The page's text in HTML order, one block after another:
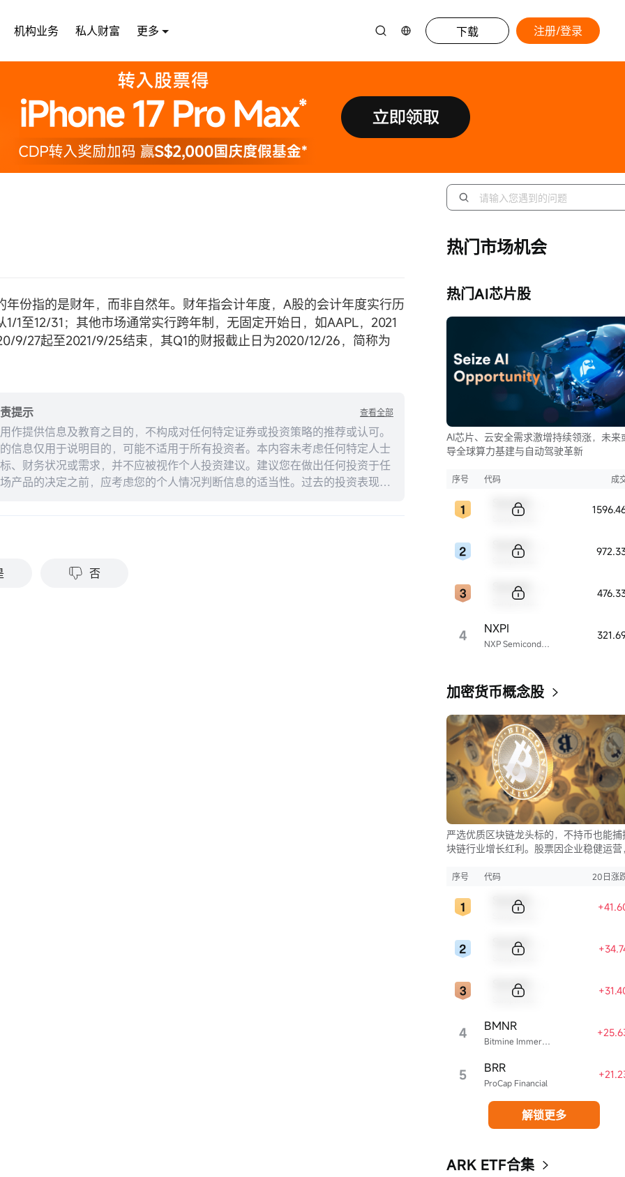
机构业务 私人财富 更多 下载 注册/登录
年份指的是财年，而非自然年。财年指会计年度，A股的会计年度实行历
1/1至12/31；其他市场通常实行跨年制，无固定开始日，如AAPL，2021
9/27起至2021/9/25结束，其Q1的财报截止日为2020/12/26，简称为
提示
作提供信息及教育之目的，不构成对任何特定证券或投资策略的推荐或认可。
信息仅用于说明目的，可能不适用于所有投资者。本内容未考虑任何特定人士
、财务状况或需求，并不应被视作个人投资建议。建议您在做出任何投资于任
产品的决定之前，应考虑您的个人情况判断信息的适当性。过去的投资表现不
查看全部
否
热门市场机会
热门AI芯片股
AI芯片、云安全需求激增持续领涨，未来
导全球算力基建与自动驾驶革新
序号 代码 成
4 NXP Semiconductors
NXPI
加密货币概念股
严选优质区块链龙头标的，不持币也能捕
块链行业增长红利。股票因企业稳健运营
资兼具安全与收益。
序号 代码 20日涨
4 Bitmine Immersion Technologies
BMNR
5 ProCap Financial
BRR
解锁更多
ARK ETF合集